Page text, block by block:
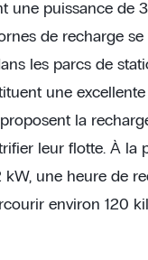
une puissance de
de recharge
les parcs de
une
la
leur flotte. À la
kW, une heure de
environ 120